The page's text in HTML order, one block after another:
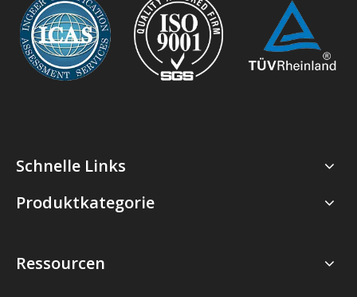
Schnelle Links
Produktkategorie
Ressourcen